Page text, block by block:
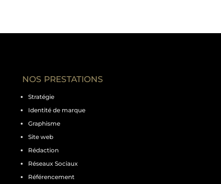
NOS PRESTATIONS
Stratégie
Identité de marque
Graphisme
Site web
Rédaction
Réseaux Sociaux
Référencement